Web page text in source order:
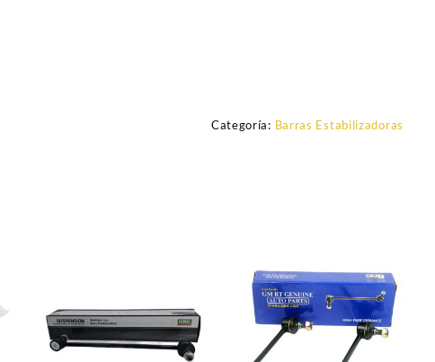
Categoría: Barras Estabilizadoras